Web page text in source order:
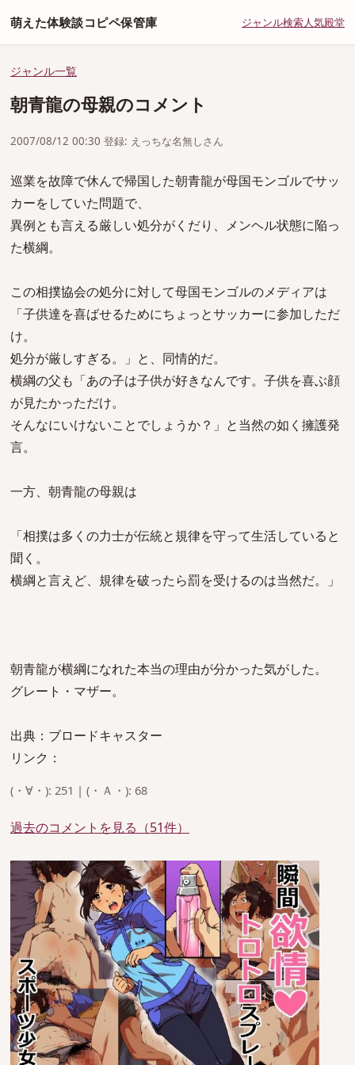
萌えた体験談コピペ保管庫 ジャンル検索人気殿堂
ジャンル一覧
朝青龍の母親のコメント
2007/08/12 00:30 登録: えっちな名無しさん
巡業を故障で休んで帰国した朝青龍が母国モンゴルでサッ
カーをしていた問題で、
異例とも言える厳しい処分がくだり、メンヘル状態に陥っ
た横綱。
この相撲協会の処分に対して母国モンゴルのメディアは
「子供達を喜ばせるためにちょっとサッカーに参加しただ
け。
処分が厳しすぎる。」と、同情的だ。
横綱の父も「あの子は子供が好きなんです。子供を喜ぶ顔
が見たかっただけ。
そんなにいけないことでしょうか？」と当然の如く擁護発
言。
一方、朝青龍の母親は
「相撲は多くの力士が伝統と規律を守って生活していると
聞く。
横綱と言えど、規律を破ったら罰を受けるのは当然だ。」
朝青龍が横綱になれた本当の理由が分かった気がした。
グレート・マザー。
出典：ブロードキャスター
リンク：
(・∀・): 251 | (・Ａ・): 68
過去のコメントを見る（51件）